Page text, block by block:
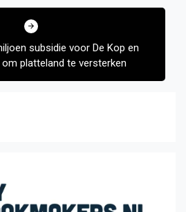
subsidie voor De Kop en
platteland te versterken